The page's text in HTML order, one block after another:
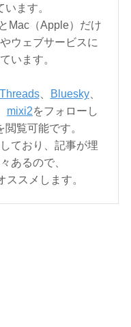
ます。
Mac（Apple）だけ
ウェブサービスに
います。
Threads、 Bluesky、
mixi2をフォローし
覧可能です。
ており、記事が埋
あるので、
スメします。